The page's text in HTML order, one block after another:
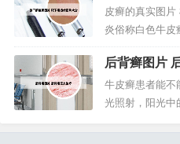
用的经络全息
治疗手段，讲究
店附近看病好的
皮癣的真实图
炎俗称白色牛皮
出现白色皮屑。
于成人，儿童少
冬春病减。皮肤
经常没有吹干，
后背癣图片
牛皮癣患者能不
光照射，阳光中